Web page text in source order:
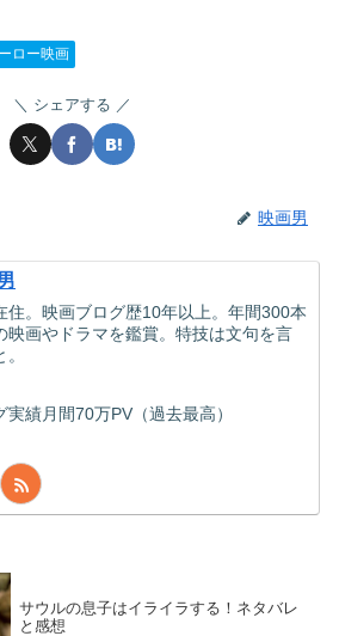
ロー映画
シェアする
映画男
住。映画ブログ歴10年以上。年間300本
映画やドラマを鑑賞。特技は文句を言
実績月間70万PV（過去最高）
サウルの息子はイライラする！ネタバレ
と感想